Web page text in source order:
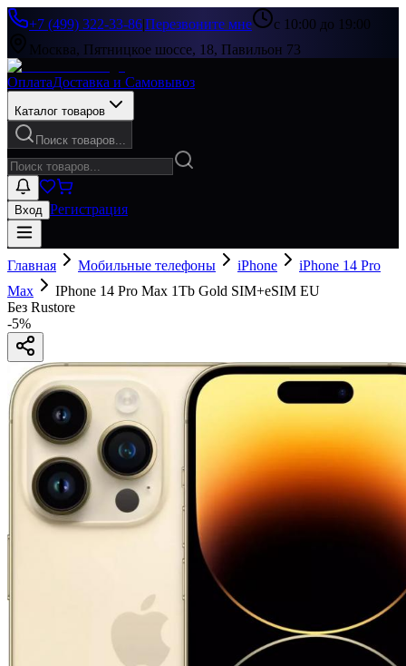
+7 (499) 322-33-86|Перезвоните мне
с 10:00 до 19:00
Москва, Пятницкое шоссе, 18, Павильон 73
ОплатаДоставка и Самовывоз
Каталог товаров
Поиск товаров...
Вход Регистрация
Главная Мобильные телефоны iPhone
iPhone 14 Pro
Max
IPhone 14 Pro Max 1Tb Gold SIM+eSIM EU
Без Rustore
-5%